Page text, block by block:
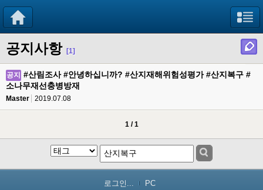
공지사항 [1]
공지
#산림조사 #안녕하십니까? #산지재해위험성평가 #산지복구 #
소나무재선충병방재
Master 2019.07.08
1 / 1
로그인... PC